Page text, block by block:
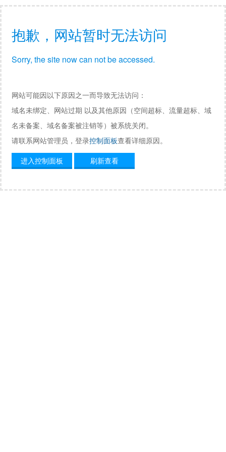
抱歉，网站暂时无法访问
Sorry, the site now can not be accessed.
网站可能因以下原因之一而导致无法访问：
域名未绑定、网站过期 以及其他原因（空间超标、流量超标、域
名未备案、域名备案被注销等）被系统关闭。
请联系网站管理员，登录控制面板查看详细原因。
进入控制面板
刷新查看